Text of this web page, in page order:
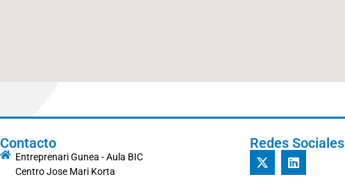
Contacto
Entreprenari Gunea - Aula BIC
Centro Jose Mari Korta
Redes Sociales